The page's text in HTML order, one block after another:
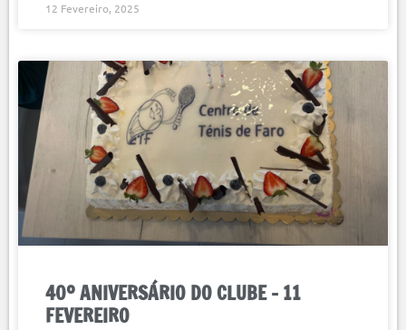
12 Fevereiro, 2025
40º ANIVERSÁRIO DO CLUBE – 11
FEVEREIRO